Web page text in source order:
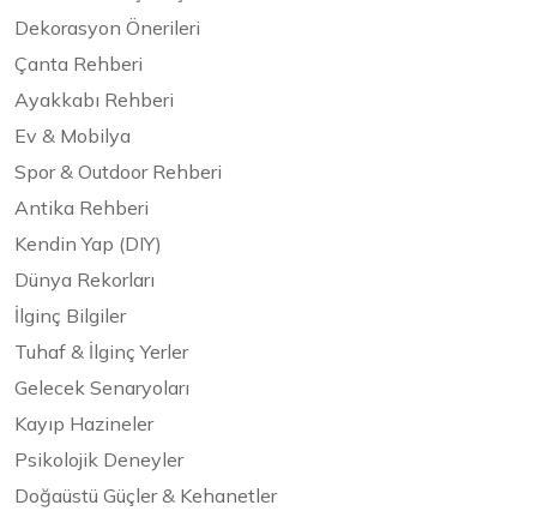
Dekorasyon Önerileri
Çanta Rehberi
Ayakkabı Rehberi
Ev & Mobilya
Spor & Outdoor Rehberi
Antika Rehberi
Kendin Yap (DIY)
Dünya Rekorları
İlginç Bilgiler
Tuhaf & İlginç Yerler
Gelecek Senaryoları
Kayıp Hazineler
Psikolojik Deneyler
Doğaüstü Güçler & Kehanetler